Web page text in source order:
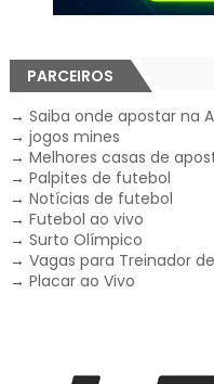
PARCEIROS
→ Saiba onde apostar na
→ jogos mines
→ Melhores casas de
→ Palpites de futebol
→ Notícias de futebol
→ Futebol ao vivo
→ Surto Olímpico
→ Vagas para Treinador
→ Placar ao Vivo